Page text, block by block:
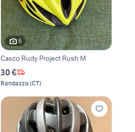
6
Casco Rudy Project Rush M
30 €
Randazzo(CT)